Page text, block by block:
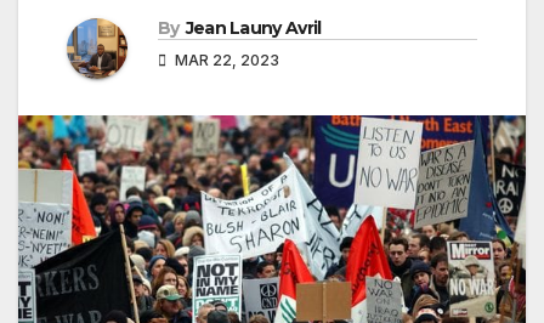
By Jean Launy Avril
MAR 22, 2023